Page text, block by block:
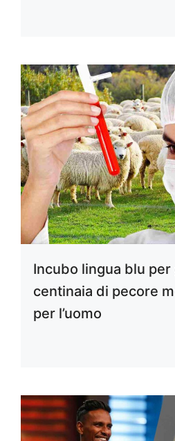
Incubo lingua blu
centinaia di pecore
per l’uomo